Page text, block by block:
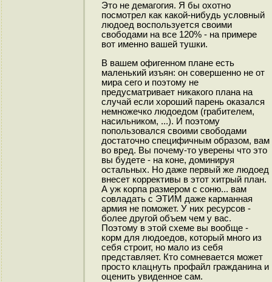
Это не демагогия. Я бы охотно
посмотрел как какой-нибудь условный
людоед воспользуется своими
свободами на все 120% - на примере
вот именно вашей тушки.
В вашем офигенном плане есть
маленький изъян: он совершенно не от
мира сего и поэтому не
предусматривает никакого плана на
случай если хороший парень оказался
немножечко людоедом (грабителем,
насильником, ...). И поэтому
попользовался своими свободами
достаточно специфичным образом, вам
во вред. Вы почему-то уверены что это
вы будете - на коне, доминируя
остальных. Но даже первый же людоед
внесет коррективы в этот хитрый план.
А уж корпа размером с соню... вам
совладать с ЭТИМ даже карманная
армия не поможет. У них ресурсов -
более другой объем чем у вас.
Поэтому в этой схеме вы вообще -
корм для людоедов, который много из
себя строит, но мало из себя
представляет. Кто сомневается может
просто клацнуть профайл гражданина и
оценить увиденное сам.